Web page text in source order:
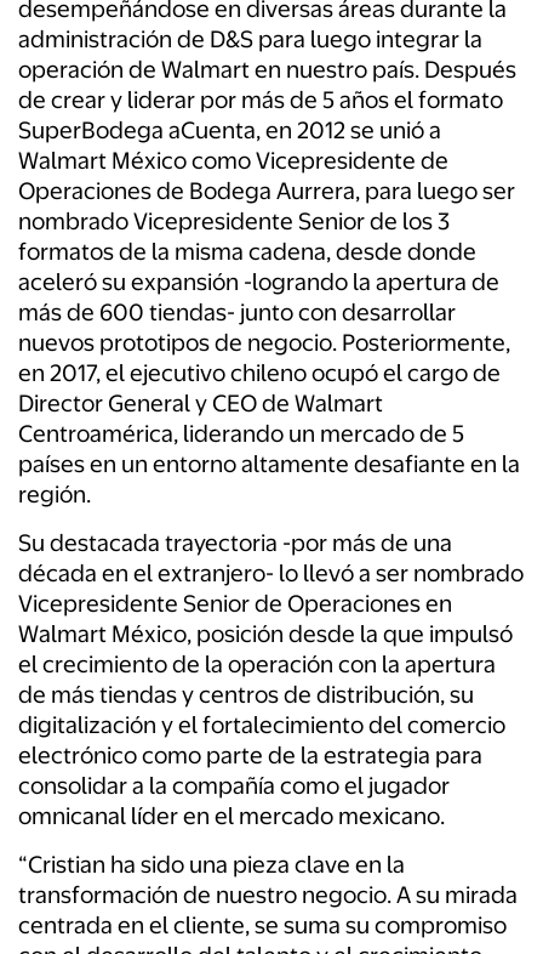
desempeñándose en diversas áreas durante la
administración de D&S para luego integrar la
operación de Walmart en nuestro país. Después
de crear y liderar por más de 5 años el formato
SuperBodega aCuenta, en 2012 se unió a
Walmart México como Vicepresidente de
Operaciones de Bodega Aurrera, para luego ser
nombrado Vicepresidente Senior de los 3
formatos de la misma cadena, desde donde
aceleró su expansión -logrando la apertura de
más de 600 tiendas- junto con desarrollar
nuevos prototipos de negocio. Posteriormente,
en 2017, el ejecutivo chileno ocupó el cargo de
Director General y CEO de Walmart
Centroamérica, liderando un mercado de 5
países en un entorno altamente desafiante en la
región.
Su destacada trayectoria -por más de una
década en el extranjero- lo llevó a ser nombrado
Vicepresidente Senior de Operaciones en
Walmart México, posición desde la que impulsó
el crecimiento de la operación con la apertura
de más tiendas y centros de distribución, su
digitalización y el fortalecimiento del comercio
electrónico como parte de la estrategia para
consolidar a la compañía como el jugador
omnicanal líder en el mercado mexicano.
“Cristian ha sido una pieza clave en la
transformación de nuestro negocio. A su mirada
centrada en el cliente, se suma su compromiso